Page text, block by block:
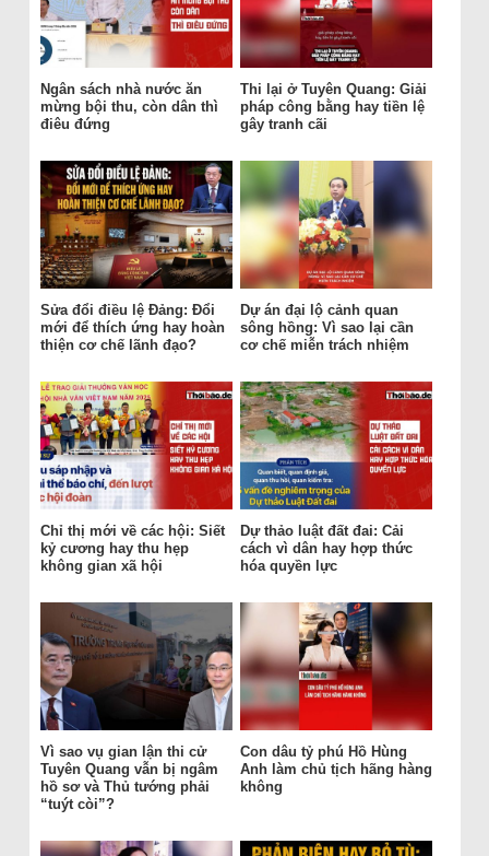
Ngân sách nhà nước ăn
mừng bội thu, còn dân thì
điêu đứng
Thi lại ở Tuyên Quang: Giải
pháp công bằng hay tiền lệ
gây tranh cãi
Sửa đổi điều lệ Đảng: Đổi
mới để thích ứng hay hoàn
thiện cơ chế lãnh đạo?
Dự án đại lộ cảnh quan
sông hồng: Vì sao lại cần
cơ chế miễn trách nhiệm
Chỉ thị mới về các hội: Siết
kỷ cương hay thu hẹp
không gian xã hội
Dự thảo luật đất đai: Cải
cách vì dân hay hợp thức
hóa quyền lực
Vì sao vụ gian lận thi cử
Tuyên Quang vẫn bị ngâm
hồ sơ và Thủ tướng phải
“tuýt còi”?
Con dâu tỷ phú Hồ Hùng
Anh làm chủ tịch hãng hàng
không